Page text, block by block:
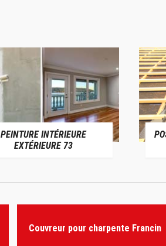
PEINTURE INTÉRIEURE
EXTÉRIEURE 73
Couvreur pour charpente Francin